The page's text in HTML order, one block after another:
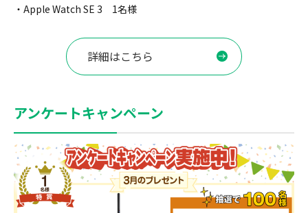
・Apple Watch SE 3 1名様
詳細はこちら
アンケートキャンペーン